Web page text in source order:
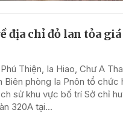
địa chỉ đỏ lan tỏa
Thiện, Ia Hiao, Chư A
Biên phòng Ia Pnôn tổ chức
sử khu vực bố trí Sở chỉ
320A tại...